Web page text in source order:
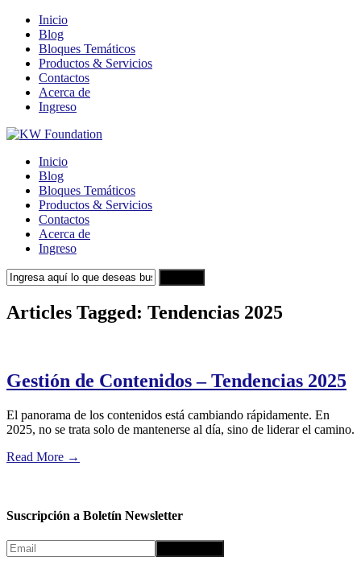
Inicio
Blog
Bloques Temáticos
Productos & Servicios
Contactos
Acerca de
Ingreso
Inicio
Blog
Bloques Temáticos
Productos & Servicios
Contactos
Acerca de
Ingreso
Articles Tagged: Tendencias 2025
Gestión de Contenidos – Tendencias 2025
El panorama de los contenidos está cambiando rápidamente. En
2025, no se trata solo de mantenerse al día, sino de liderar el camino.
Read More →
Suscripción a Boletín Newsletter